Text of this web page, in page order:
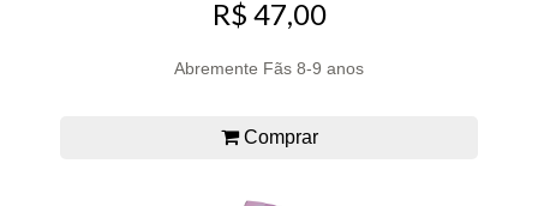
R$ 47,00
Abremente Fãs 8-9 anos
Comprar